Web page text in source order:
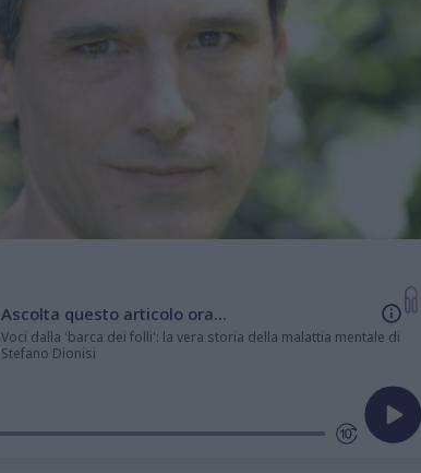
Ascolta questo articolo ora...
Voci dalla 'barca dei folli': la vera storia della malattia mentale di
Stefano Dionisi